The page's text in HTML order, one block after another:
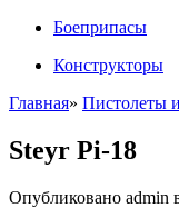
Боеприпасы
Конструкторы
Главная» Пистолеты
Steyr Pi-18
Опубликовано admin